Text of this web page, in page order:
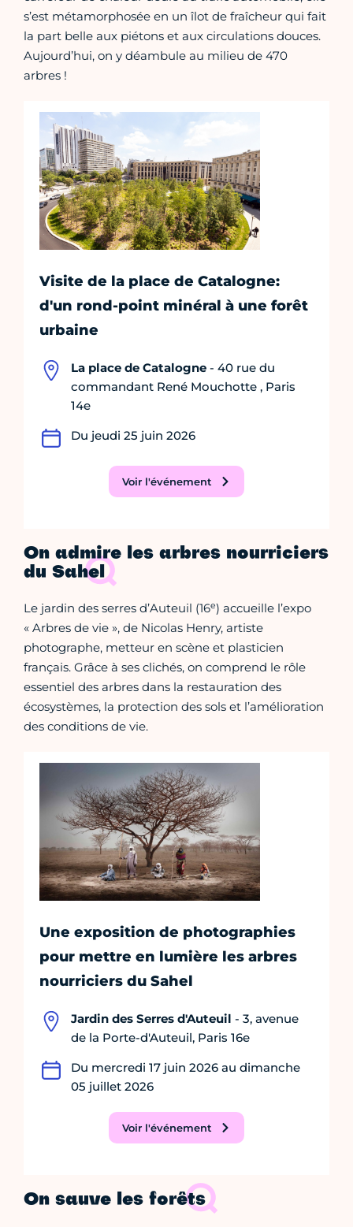
s’est métamorphosée en un îlot de fraîcheur qui fait
la part belle aux piétons et aux circulations douces.
Aujourd’hui, on y déambule au milieu de 470
arbres !
Visite de la place de Catalogne:
d'un rond-point minéral à une forêt
urbaine
La place de Catalogne - 40 rue du
commandant René Mouchotte , Paris
14e
Du jeudi 25 juin 2026
Voir l'événement
On admire les arbres nourriciers
du Sahel
Le jardin des serres d’Auteuil (16e) accueille l’expo
« Arbres de vie », de Nicolas Henry, artiste
photographe, metteur en scène et plasticien
français. Grâce à ses clichés, on comprend le rôle
essentiel des arbres dans la restauration des
écosystèmes, la protection des sols et l’amélioration
des conditions de vie.
Une exposition de photographies
pour mettre en lumière les arbres
nourriciers du Sahel
Jardin des Serres d'Auteuil - 3, avenue
de la Porte-d'Auteuil, Paris 16e
Du mercredi 17 juin 2026 au dimanche
05 juillet 2026
Voir l'événement
On sauve les forêts